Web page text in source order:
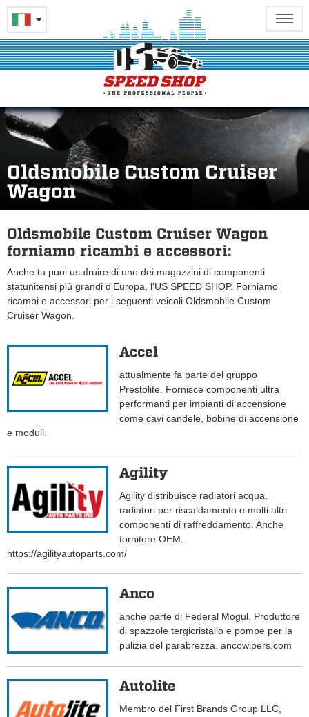
Oldsmobile Custom Cruiser
Wagon
Oldsmobile Custom Cruiser Wagon
forniamo ricambi e accessori:
Anche tu puoi usufruire di uno dei magazzini di componenti
statunitensi più grandi d'Europa, l'US SPEED SHOP. Forniamo
ricambi e accessori per i seguenti veicoli Oldsmobile Custom
Cruiser Wagon.
Accel
attualmente fa parte del gruppo
Prestolite. Fornisce componenti ultra
performanti per impianti di accensione
come cavi candele, bobine di accensione
e moduli.
Agility
Agility distribuisce radiatori acqua,
radiatori per riscaldamento e molti altri
componenti di raffreddamento. Anche
fornitore OEM.
https://agilityautoparts.com/
Anco
anche parte di Federal Mogul. Produttore
di spazzole tergicristallo e pompe per la
pulizia del parabrezza. ancowipers.com
Autolite
Membro del First Brands Group LLC,